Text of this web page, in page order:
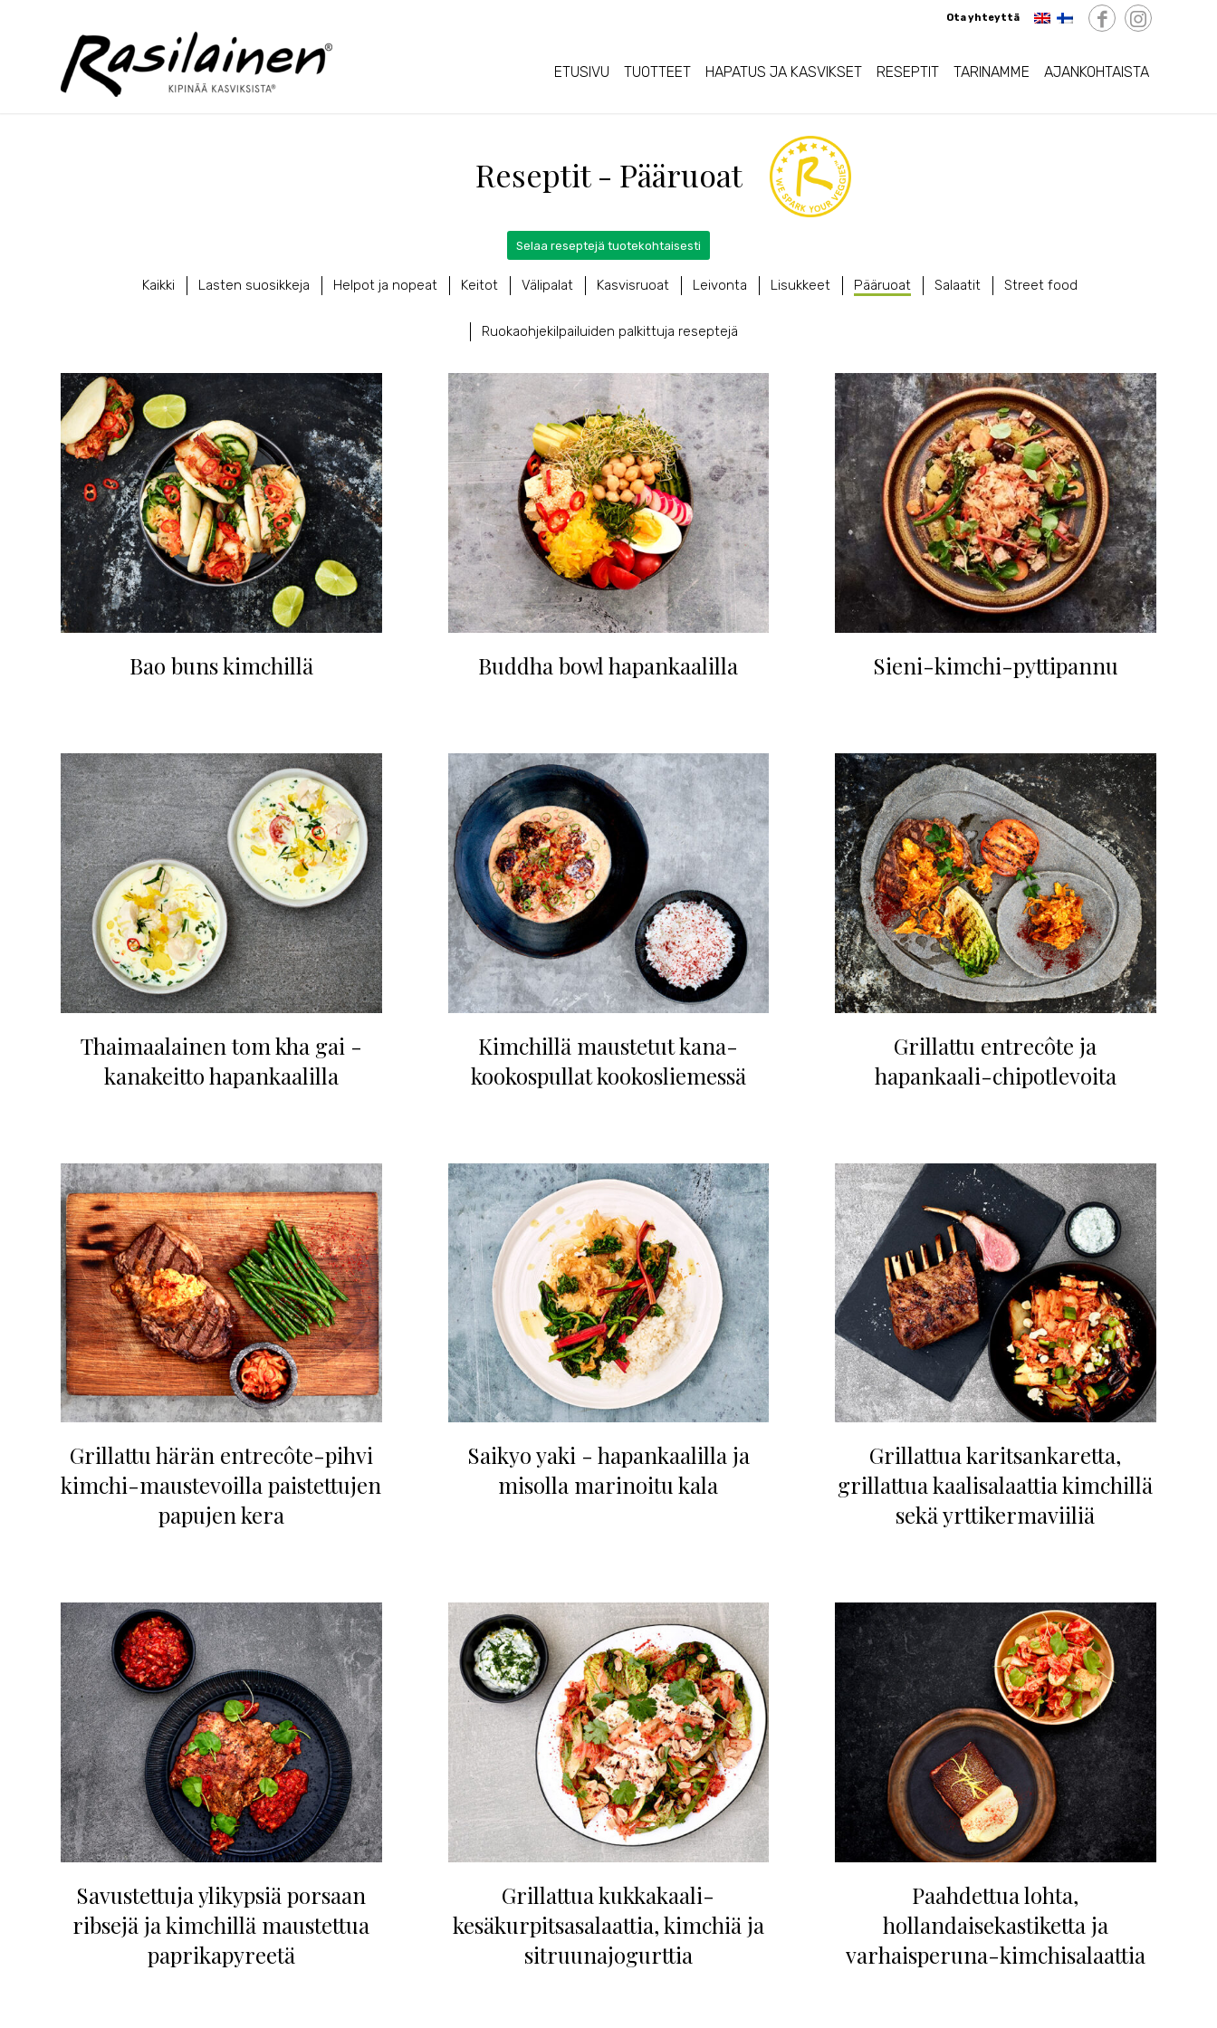
Ota yhteyttä
ETUSIVU TUOTTEET HAPATUS JA KASVIKSET RESEPTIT TARINAMME AJANKOHTAISTA
Reseptit - Pääruoat
Selaa reseptejä tuotekohtaisesti
Kaikki Lasten suosikkeja Helpot ja nopeat Keitot Välipalat Kasvisruoat Leivonta Lisukkeet Pääruoat Salaatit Street food
Ruokaohjekilpailuiden palkittuja reseptejä
Bao buns kimchillä Buddha bowl hapankaalilla Sieni-kimchi-pyttipannu
Thaimaalainen tom kha gai -
kanakeitto hapankaalilla
Kimchillä maustetut kana-
kookospullat kookosliemessä
Grillattu entrecôte ja
hapankaali-chipotlevoita
Grillattu härän entrecôte-pihvi
kimchi-maustevoilla paistettujen
papujen kera
Saikyo yaki - hapankaalilla ja
misolla marinoitu kala
Grillattua karitsankaretta,
grillattua kaalisalaattia kimchillä
sekä yrttikermaviiliä
Savustettuja ylikypsiä porsaan
ribsejä ja kimchillä maustettua
paprikapyreetä
Grillattua kukkakaali-
kesäkurpitsasalaattia, kimchiä ja
sitruunajogurttia
Paahdettua lohta,
hollandaisekastiketta ja
varhaisperuna-kimchisalaattia